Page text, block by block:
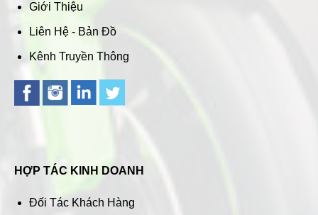
Giới Thiệu
Liên Hệ - Bản Đồ
Kênh Truyền Thông
HỢP TÁC KINH DOANH
Đối Tác Khách Hàng